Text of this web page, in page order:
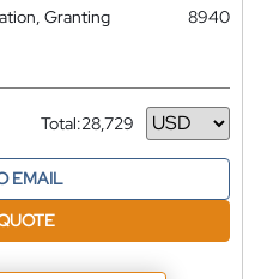
Granting
8940
Total:28,729
Currency
EMAIL